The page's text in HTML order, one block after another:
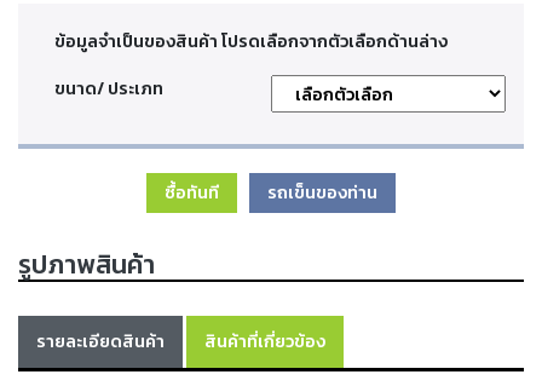
พลา
เครื่อง
เชื่อม
ข้อมูลจำเป็นของสินค้า โปรดเลือกจากตัวเลือกด้านล่าง
ขนาด/ ประเภท
ซื้อทันที รถเข็นของท่าน
รูปภาพสินค้า
รายละเอียดสินค้า สินค้าที่เกี่ยวข้อง